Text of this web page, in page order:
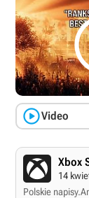
Video
Xbox
14
Polskie napisy.